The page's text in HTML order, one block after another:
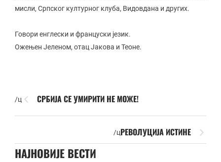
мисли, Српског културног клуба, Видовдана и других.
Говори енглески и француски језик.
Ожењен Јеленом, отац Јакова и Теоне.
/ц СРБИЈА СЕ УМИРИТИ НЕ МОЖЕ!
/цРЕВОЛУЦИЈА ИСТИНЕ
НАЈНОВИЈЕ ВЕСТИ